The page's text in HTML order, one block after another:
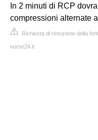
In 2 minuti di RCP
compressioni alternate
Richiesta di rimozione della
nurse24.it